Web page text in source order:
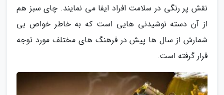
نقش پر رنگی در سلامت افراد ایفا می نمایند. چای سبز هم
از آن دسته نوشیدنی هایی است که به خاطر خواص بی
شمارش از سال ها پیش در فرهنگ های مختلف مورد توجه
قرار گرفته است.